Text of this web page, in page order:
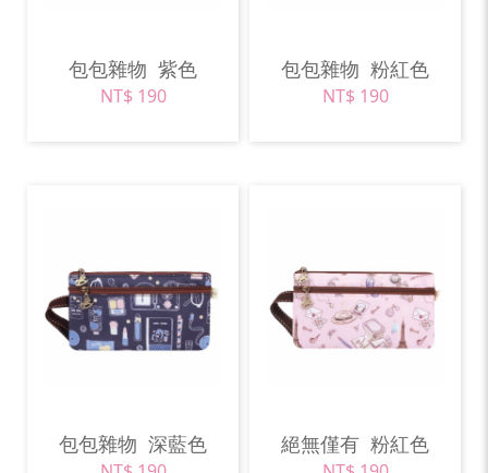
包包雜物 紫色
NT$ 190
包包雜物 粉紅色
NT$ 190
包包雜物 深藍色 絕無僅有 粉紅色